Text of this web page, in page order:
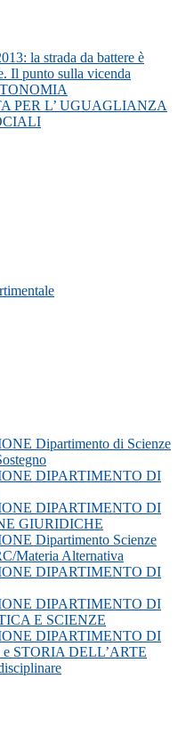
la strada da battere è
Il punto sulla vicenda
PER L’ UGUAGLIANZA
Dipartimento di Scienze
DIPARTIMENTO DI
DIPARTIMENTO DI
GIURIDICHE
Dipartimento Scienze
Materia Alternativa
DIPARTIMENTO DI
DIPARTIMENTO DI
E SCIENZE
DIPARTIMENTO DI
STORIA DELL’ARTE